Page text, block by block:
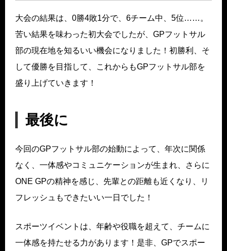
大会の結果は、0勝4敗1分で、6チーム中、5位……。
苦い結果を味わった初大会でしたが、GPフットサル
部の現在地を知るいい機会になりました！初勝利、そ
して優勝を目指して、これからもGPフットサル部を
盛り上げていきます！
最後に
今回のGPフットサル部の始動によって、年次に関係
なく、一体感やコミュニケーションが生まれ、さらに
ONE GPの精神を感じ、先輩との距離も近くなり、リ
フレッシュもできたいい一日でした！
スポーツイベントは、年齢や役職を超えて、チームに
一体感を持たせる力があります！是非、GPでスポー